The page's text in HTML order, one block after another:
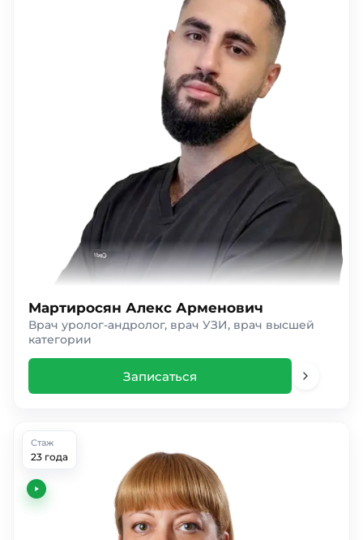
Мартиросян Алекс Арменович
Врач уролог-андролог, врач УЗИ, врач высшей
категории
Записаться
Стаж
23 года